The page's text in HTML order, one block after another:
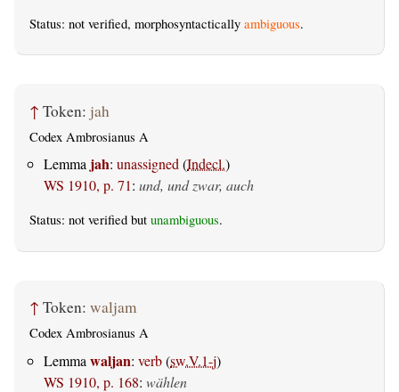
Status: not verified, morphosyntactically ambiguous.
↑ Token: jah
Codex Ambrosianus A
Lemma jah: unassigned(Indecl.)
WS 1910, p. 71: und, und zwar, auch
Status: not verified but unambiguous.
↑ Token: waljam
Codex Ambrosianus A
Lemma waljan: verb(sw.V.1-j)
WS 1910, p. 168: wählen